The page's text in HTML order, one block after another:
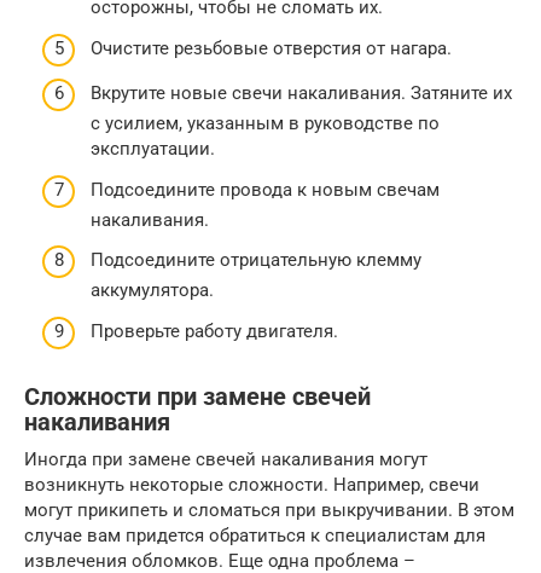
осторожны, чтобы не сломать их.
Очистите резьбовые отверстия от нагара.
Вкрутите новые свечи накаливания. Затяните их
с усилием, указанным в руководстве по
эксплуатации.
Подсоедините провода к новым свечам
накаливания.
Подсоедините отрицательную клемму
аккумулятора.
Проверьте работу двигателя.
Сложности при замене свечей
накаливания
Иногда при замене свечей накаливания могут
возникнуть некоторые сложности. Например, свечи
могут прикипеть и сломаться при выкручивании. В этом
случае вам придется обратиться к специалистам для
извлечения обломков. Еще одна проблема –